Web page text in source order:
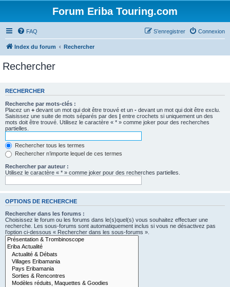
Forum Eriba Touring.com
FAQ Connexion
S’enregistrer
Index du forum Rechercher
Rechercher
RECHERCHER
Recherche par mots-clés :
Placez un + devant un mot qui doit être trouvé et un - devant un mot qui doit être exclu.
Saisissez une suite de mots séparés par des | entre crochets si uniquement un des
mots doit être trouvé. Utilisez le caractère « * » comme joker pour des recherches
partielles.
Rechercher tous les termes
Rechercher n’importe lequel de ces termes
Rechercher par auteur :
Utilisez le caractère « * » comme joker pour des recherches partielles.
OPTIONS DE RECHERCHE
Rechercher dans les forums :
Choisissez le forum ou les forums dans le(s)quel(s) vous souhaitez effectuer une
recherche. Les sous-forums sont automatiquement inclus si vous ne désactivez pas
l’option ci-dessous « Rechercher dans les sous-forums ».